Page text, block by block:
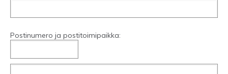
Postinumero ja postitoimipaikka: